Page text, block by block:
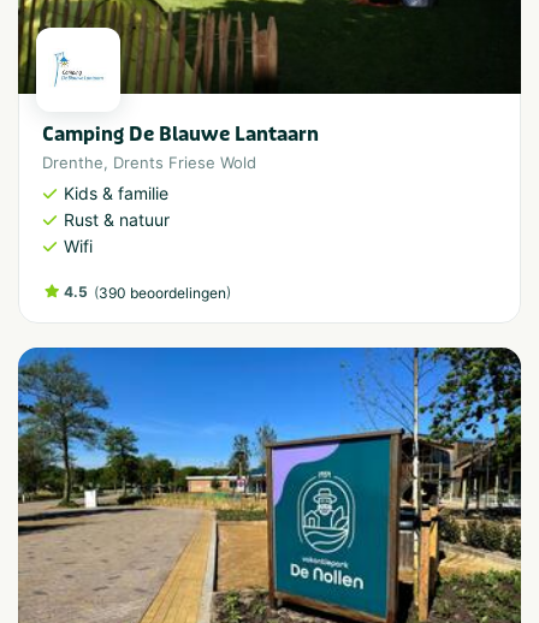
Camping De Blauwe Lantaarn
Drenthe, Drents Friese Wold
Kids & familie
Rust & natuur
Wifi
4.5 (390 beoordelingen)